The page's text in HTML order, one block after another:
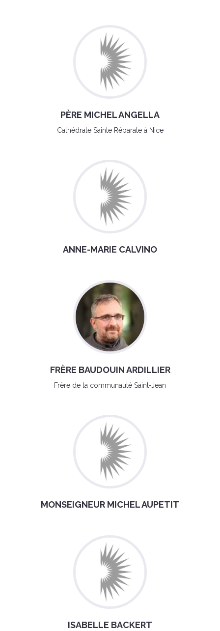
PÈRE MICHEL ANGELLA
Cathédrale Sainte Réparate à Nice
ANNE-MARIE CALVINO
FRÈRE BAUDOUIN ARDILLIER
Frère de la communauté Saint-Jean
MONSEIGNEUR MICHEL AUPETIT
ISABELLE BACKERT